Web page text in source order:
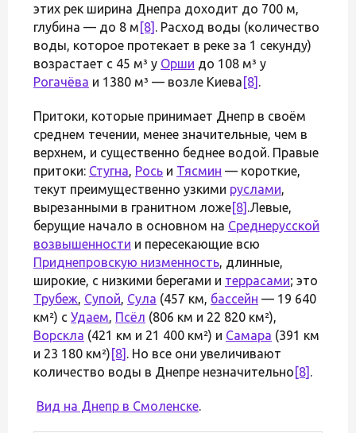
этих рек ширина Днепра доходит до 700 м,
глубина — до 8 м [8] . Расход воды (количество
воды, которое протекает в реке за 1 секунду)
возрастает с 45 м³ у Орши до 108 м³ у
Рогачёва и 1380 м³ — возле Киева [8] .
Притоки, которые принимает Днепр в своём
среднем течении, менее значительные, чем в
верхнем, и существенно беднее водой. Правые
притоки: Стугна, Рось и Тясмин — короткие,
текут преимущественно узкими руслами,
вырезанными в гранитном ложе[8] .Левые,
берущие начало в основном на Среднерусской
возвышенности и пересекающие всю
Приднепровскую низменность, длинные,
широкие, с низкими берегами и террасами; это
Трубеж, Супой, Сула (457 км, бассейн — 19 640
км²) с Удаем, Псёл (806 км и 22 820 км²),
Ворскла (421 км и 21 400 км²) и Самара (391 км
и 23 180 км²) [8] . Но все они увеличивают
количество воды в Днепре незначительно [8] .
Вид на Днепр в Смоленске.